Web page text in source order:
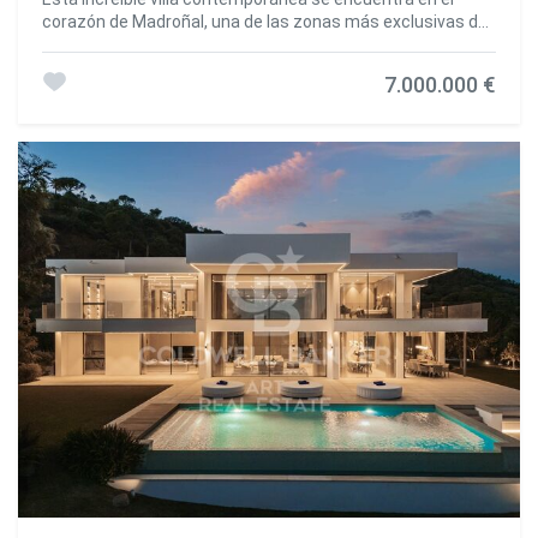
terraza se abre hacia el mar, ofreciendo un entorno
inigualable para el ocio al aire libre. La joya del espacio es la
piscina infinita revestida con piedra natural de Indonesia,
famosa por sus propiedades purificadoras del agua. La
zona exterior se completa con elegantes tumbonas, una
disfrutar del sol del Mediterráneo en total privacidad. El
dormitorio principal está diseñado para ofrecer el máximo
confort, con dos baños en suite y dos vestidores
independientes. Además, la vivienda cuenta con un
dormitorio para el personal y un área de lavandería,
añadiendo practicidad a una residencia ya impecable. La
tecnología de última generación también está presente: la
villa se entrega con un televisor OLED con sistema
Acoustic Surface Audio, que proyecta el sonido
directamente desde la pantalla, y un sistema de sonido
BOSE con integración de inteligencia artificial para una
experiencia audiovisual inigualable. Para los apasionados
del motor, la propiedad ofrece un garaje privado con
capacidad para cuatro vehículos. Como valor añadido, en
tan solo dos años está prevista la apertura de una nueva
carretera que conectará El Madroñal directamente con
Real de la Quinta y Nueva Andalucía, mejorando
corazón de Madroñal, una de las zonas más exclusivas de
cerrada con seguridad las 24 horas, combina a la
dormitorios. En la planta inferior, se encuentra un
completo spa con tecnología de microcementación, una
piscina interior climatizada, sauna finlandesa y baño turco.
A esto se suma un gimnasio totalmente equipado, una
sala de juegos con mesa de billar, un bar y una amplia
bodega, creando un entorno de bienestar y
entretenimiento de primer nivel. El diseño interior destaca
por sus dos cubos de cristal, que aportan amplitud y
permiten disfrutar de un olivo centenario en un espacio
ideal para relajarse, incluso fumando shisha. Los grandes
ventanales inundan cada rincón de luz natural, al mismo
tiempo que incorporan protección solar para asegurar
confort durante todo el año. En el exterior, una amplia
terraza ofrece un escenario perfecto para disfrutar del
clima mediterráneo. La piscina infinita panorámica,
construida con piedra de Indonesia reconocida por sus
propiedades purificadoras de agua, se convierte en el
7.000.000 €